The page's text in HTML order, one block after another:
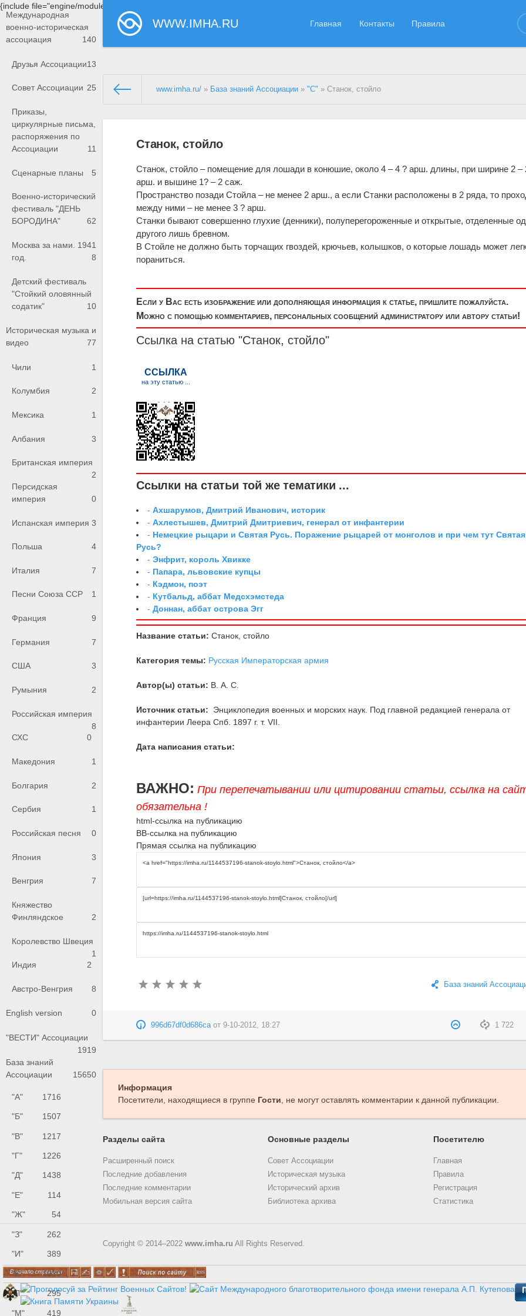
{include file="engine/modules/saperu/head.php"}
WWW.IMHA.RU Главная Контакты Правила
Международная
военно-историческая
ассоциация
140
Друзья Ассоциации13
Совет Ассоциации 25
Приказы,
циркулярные письма,
распоряжения по
Ассоциации
11
Сценарные планы 5
Военно-исторический
фестиваль "ДЕНЬ
БОРОДИНА"
62
Москва за нами. 1941
год.
8
Детский фестиваль
"Стойкий оловянный
содатик"
10
Историческая музыка и
видео
77
Чили 1
Колумбия 2
Мексика 1
Албания 3
Британская империя
2
Персидская
империя
0
Испанская империя 3
Польша 4
Италия 7
Песни Союза ССР 1
Франция 9
Германия 7
США 3
Румыния 2
Российская империя
8
СХС
0
Македония 1
Болгария 2
Сербия 1
Российская песня 0
Япония 3
Венгрия 7
Княжество
Финляндское
2
Королевство Швеция
1
Индия
2
Австро-Венгрия 8
English version 0
"ВЕСТИ" Ассоциации
1919
База знаний
Ассоциации
15650
"А" 1716
"Б" 1507
"В" 1217
"Г" 1226
"Д" 1438
"Е" 114
"Ж" 54
"З" 262
"И" 389
"К" 1030
"Л" 295
"М" 419
www.imha.ru/ » База знаний Ассоциации »"С" » Станок, стойло
Станок, стойло
Станок, стойло – помещение для лошади в конюшие, около 4 – 4 ? арш. длины, при ширине 2 –
арш. и вышине 1? – 2 саж.
Пространство позади Стойла – не менее 2 арш., а если Станки расположены в 2 ряда, то
между ними – не менее 3 ? арш.
Станки бывают совершенно глухие (денники), полуперегороженные и открытые, отделенные
другого лишь бревном.
В Стойле не должно быть торчащих гвоздей, крючьев, колышков, о которые лошадь может
пораниться.
Если у Вас есть изображение или дополняющая информация к статье, пришлите пожалуйста.
Можно с помощью комментариев, персональных сообщений администратору или автору статьи!
Ссылка на статью "Станок, стойло"
Ссылки на статьи той же тематики ...
-Ахшарумов, Дмитрий Иванович, историк
-Ахлестышев, Дмитрий Дмитриевич, генерал от инфантерии
- Немецкие рыцари и Святая Русь. Поражение рыцарей от монголов и при чем тут Святая
Русь?
-Энфрит, король Хвикке
- Папара, львовские купцы
- Кэдмон, поэт
- Кутбальд, аббат Медсхэмстеда
-Доннан, аббат острова Эгг
Название статьи: Станок, стойло
Категория темы: Русская Императорская армия
Автор(ы) статьи: В. А. С.
Источник статьи:
Энциклопедия военных и морских наук. Под главной редакцией генерала от
инфантерии Леера Спб. 1897 г. т. VII.
Дата написания статьи:
ВАЖНО: При перепечатывании или цитировании статьи, ссылка на
обязательна !
html-ссылка на публикацию
BB-ссылка на публикацию
Прямая ссылка на публикацию
База знаний
1 722
996d67df0d686caот9-10-2012, 18:27
Информация
Посетители, находящиеся в группе Гости, не могут оставлять комментарии к данной публикации.
Разделы сайта
Расширенный поиск
Последние добавления
Последние комментарии
Мобильная версия сайта
Основные разделы
Совет Ассоциации
Историческая музыка
Исторический архив
Библиотека архива
Посетителю
Главная
Правила
Регистрация
Статистика
Copyright © 2014–2022 www.imha.ru All Rights Reserved.